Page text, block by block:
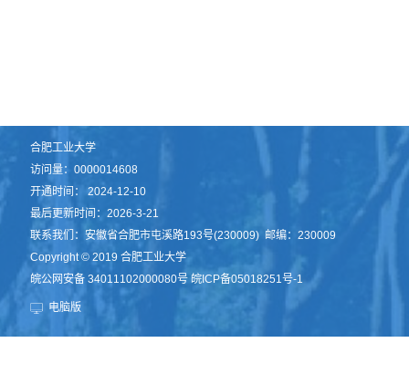
合肥工业大学
访问量：0000014608
开通时间：2024-12-10
最后更新时间：2026-3-21
联系我们：安徽省合肥市屯溪路193号(230009) 邮编：230009
Copyright © 2019 合肥工业大学
皖公网安备 34011102000080号 皖ICP备05018251号-1
电脑版